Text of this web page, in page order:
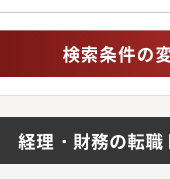
検索条件の
経理・財務の転